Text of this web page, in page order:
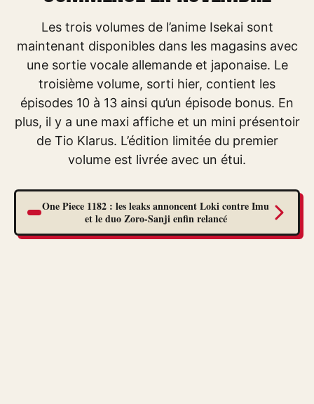
Les trois volumes de l’anime Isekai sont
maintenant disponibles dans les magasins avec
une sortie vocale allemande et japonaise. Le
troisième volume, sorti hier, contient les
épisodes 10 à 13 ainsi qu’un épisode bonus. En
plus, il y a une maxi affiche et un mini présentoir
de Tio Klarus. L’édition limitée du premier
volume est livrée avec un étui.
One Piece 1182 : les leaks annoncent Loki contre Imu
et le duo Zoro-Sanji enfin relancé